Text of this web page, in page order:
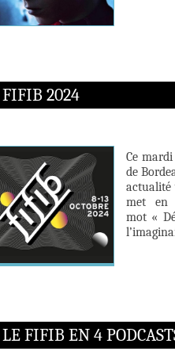
FIFIB 2024
Ce
de
actualité
met en
mot «
LE FIFIB EN 4